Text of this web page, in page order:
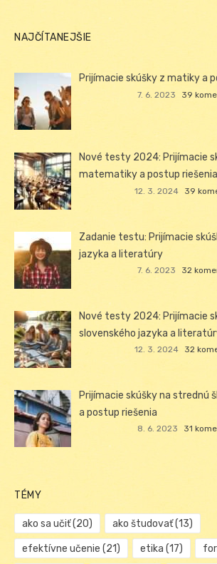
NAJČÍTANEJŠIE
Prijímacie skúšky z matiky a
7. 6. 2023 39
Nové testy 2024: Prijímacie
matematiky a postup riešenia
12. 3. 2024 39
Zadanie testu: Prijímacie
jazyka a literatúry
7. 6. 2023 32
Nové testy 2024: Prijímacie
slovenského jazyka a
12. 3. 2024 32
Prijímacie skúšky na strednú
a postup riešenia
8. 6. 2023 31
TÉMY
ako sa učiť(20) ako študovať(13)
efektívne učenie (21) etika (17)